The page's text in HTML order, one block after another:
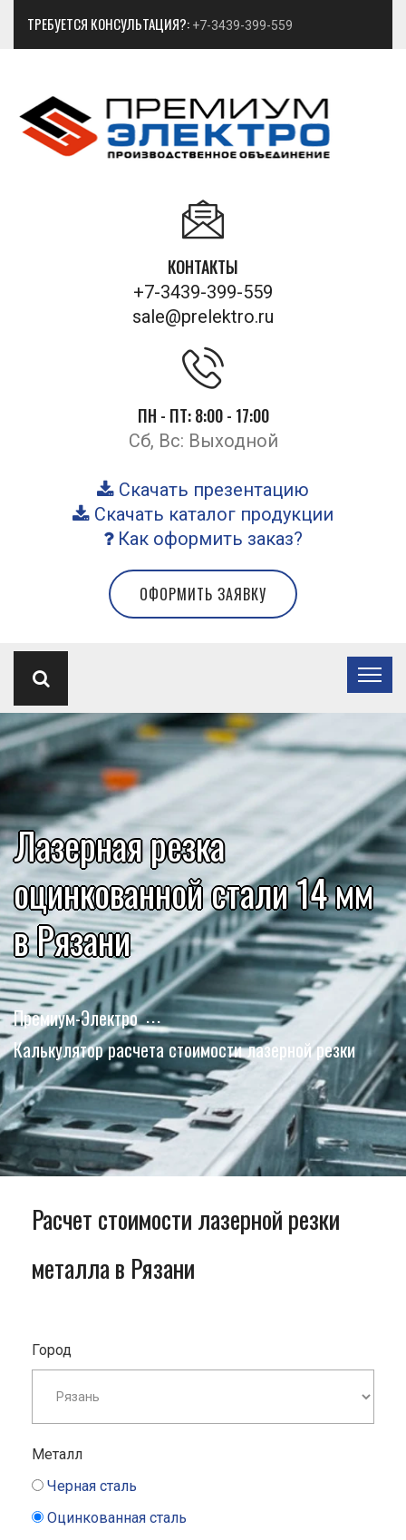
ТРЕБУЕТСЯ КОНСУЛЬТАЦИЯ?: +7-3439-399-559
КОНТАКТЫ
+7-3439-399-559
sale@prelektro.ru
ПН - ПТ: 8:00 - 17:00
Сб, Вс: Выходной
Скачать презентацию
Скачать каталог продукции
Как оформить заказ?
ОФОРМИТЬ ЗАЯВКУ
Лазерная резка
оцинкованной стали 14 мм
в Рязани
Премиум-Электро
Калькулятор расчета стоимости лазерной резки
Расчет стоимости лазерной резки
металла в Рязани
Город
Металл
Черная сталь
Оцинкованная сталь